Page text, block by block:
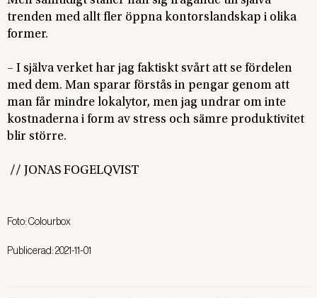
trenden med allt fler öppna kontorslandskap i olika
former.
– I själva verket har jag faktiskt svårt att se fördelen
med dem. Man sparar förstås in pengar genom att
man får mindre lokalytor, men jag undrar om inte
kostnaderna i form av stress och sämre produktivitet
blir större.
// JONAS FOGELQVIST
Foto:Colourbox
Publicerad:2021-11-01